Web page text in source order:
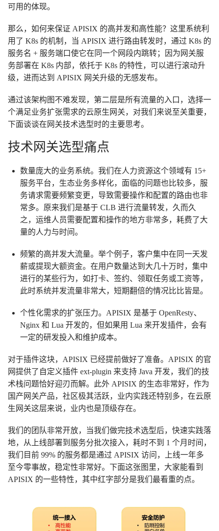
可用的体现。
那么，如何来保证 APISIX 的高并发和高性能？这里系统利
用了 K8s 的机制，当 APISIX 进行路由转发时，通过 K8s 的
服务名 + 服务端口使它在同一个网段内跳转；因为网关服
务部署在 K8s 内部，依托于 K8s 的特性，可以进行滚动升
级，进而达到 APISIX 网关升级的无感发布。
通过该架构图不难发现，第二层是所有流量的入口，选择一
个满足业务扩张需求的云原生网关，对我们来说至关重要，
下面谈谈在网关技术选型时的主要思考。
技术网关选型痛点
数量庞大的业务系统。我们在人力资源这个领域有 15+
服务平台，生态业务多样化，面临的问题也比较多，服
务请求需要频繁变更，导致需要操作和配置的路由也非
常多。原来我们是基于 CLB 进行流量转发，久而久
之，运维人员需要配置和操作的地方非常多，耗费了大
量的人力与时间。
频繁的高并发大流量。举个例子，客户集中在同一天发
薪或提现大额资金。在用户数量达到大几十万时，集中
进行的某些行为，如打卡、签约、领取任务或工资等，
此时系统并发流量非常大，短期翻倍的情况比比皆是。
个性化需求的扩张压力。APISIX 是基于 OpenResty、
Nginx 和 Lua 开发的，但如果用 Lua 来开发插件，会有
一定的研发投入和维护成本。
对于插件这块，APISIX 已经提前做好了准备。APISIX 的官
网提供了自定义插件 ext-plugin 来支持 Java 开发，我们的技
术栈问题恰好迎刃而解。此外 APISIX 的生态非常好，作为
国产网关产品，社区极其活跃，业内实践还特别多，在云原
生网关这层来说，业内也是顶级存在。
我们的团队非常开放，当我们做完技术选型后，快速实践落
地，从上线部署到服务分批次接入，耗时不到 1 个月时间，
我们目前 99% 的服务都是通过 APISIX 访问，上线一年多
至今零事故，稳定性非常好。下面这张图里，大家能看到
APISIX 的一些特性，其中红字部分是我们最看重的点。